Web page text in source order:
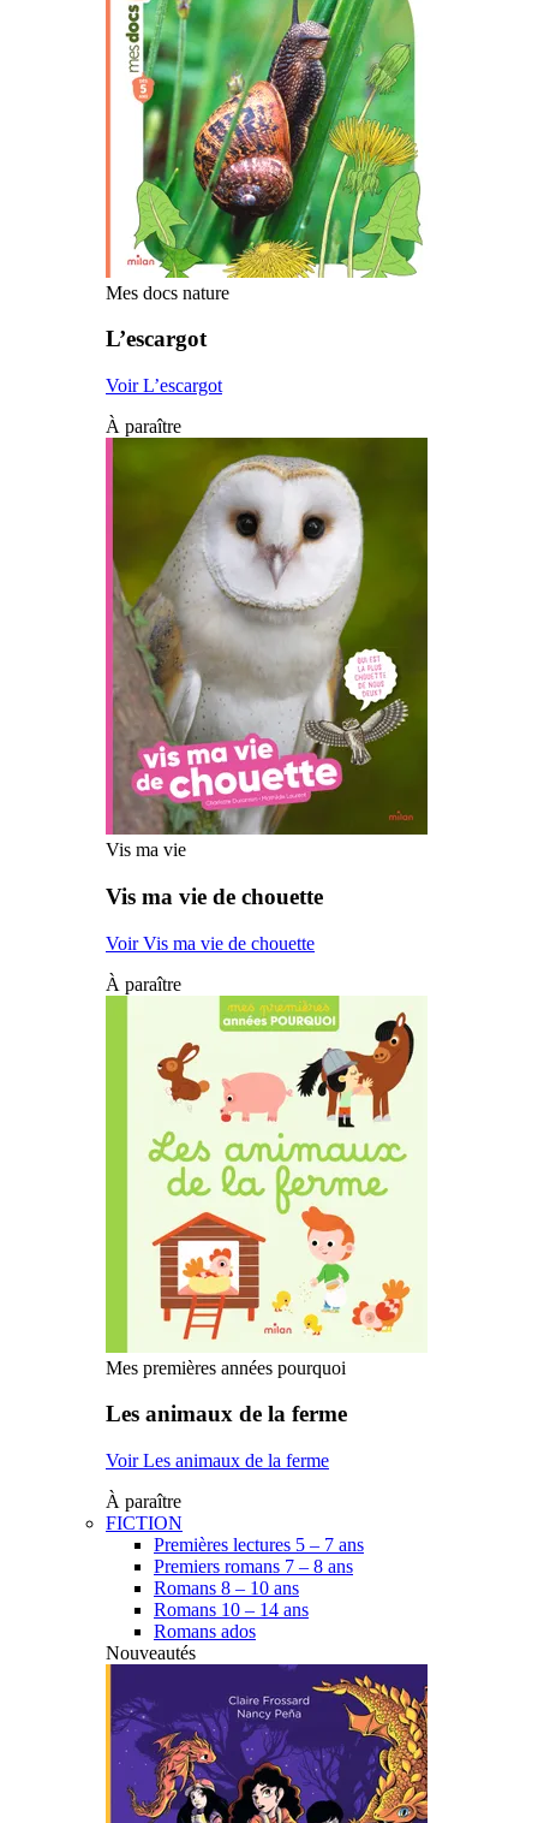
Mes docs nature
L’escargot
Voir L’escargot
À paraître
Vis ma vie
Vis ma vie de chouette
Voir Vis ma vie de chouette
À paraître
Mes premières années pourquoi
Les animaux de la ferme
Voir Les animaux de la ferme
À paraître
FICTION
Premières lectures 5 – 7 ans
Premiers romans 7 – 8 ans
Romans 8 – 10 ans
Romans 10 – 14 ans
Romans ados
Nouveautés